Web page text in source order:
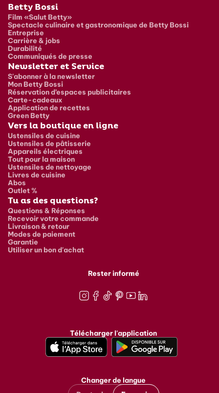
Pied de page
Betty Bossi
Film «Salut Betty»
Spectacle culinaire et gastronomique de Betty Bossi
Entreprise
Carrière & jobs
Durabilité
Communiqués de presse
Newsletter et Service
S'abonner à la newsletter
Mon Betty Bossi
Réservation d’espaces publicitaires
Carte-cadeaux
Application de recettes
Green Betty
Vers la boutique en ligne
Ustensiles de cuisine
Ustensiles de pâtisserie
Appareils électriques
Tout pour la maison
Ustensiles de nettoyage
Livres de cuisine
Abos
Outlet %
Tu as des questions?
Questions & Réponses
Recevoir votre commande
Livraison & retour
Modes de paiement
Garantie
Utiliser un bon d'achat
Rester informé
Télécharger l'application
Changer de langue